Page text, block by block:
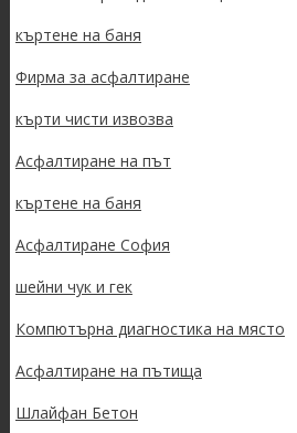
къртене на баня
Фирма за асфалтиране
кърти чисти извозва
Асфалтиране на път
къртене на баня
Асфалтиране София
шейни чук и гек
Компютърна диагностика на място
Асфалтиране на пътища
Шлайфан Бетон